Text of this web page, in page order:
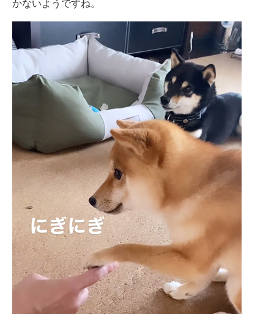
かないようですね。